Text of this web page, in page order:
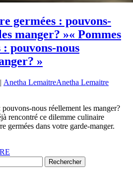
germées : pouvons-
manger? »« Pommes
pouvons-nous
»
| Anetha LemaitreAnetha Lemaitre
pouvons-nous réellement les manger?
rencontré ce dilemme culinaire
germées dans votre garde-manger.